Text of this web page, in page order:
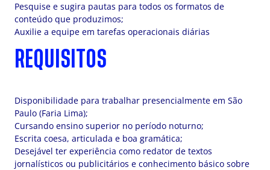
Pesquise e sugira pautas para todos os formatos de
conteúdo que produzimos;
Auxilie a equipe em tarefas operacionais diárias
REQUISITOS
Disponibilidade para trabalhar presencialmente em São
Paulo (Faria Lima);
Cursando ensino superior no período noturno;
Escrita coesa, articulada e boa gramática;
Desejável ter experiência como redator de textos
jornalísticos ou publicitários e conhecimento básico sobre